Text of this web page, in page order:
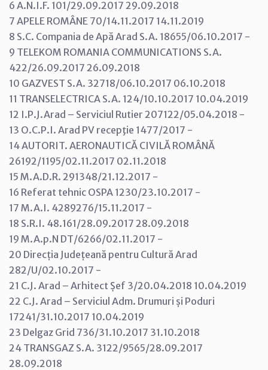
6 A.N.I.F. 101/29.09.2017 29.09.2018
7 APELE ROMÂNE 70/14.11.2017 14.11.2019
8 S.C. Compania de Apă Arad S.A. 18655/06.10.2017 -
9 TELEKOM ROMANIA COMMUNICATIONS S.A.
422/26.09.2017 26.09.2018
10 GAZVEST S.A. 32718/06.10.2017 06.10.2018
11 TRANSELECTRICA S.A. 124/10.10.2017 10.04.2019
12 I.P.J.Arad – Serviciul Rutier 207122/05.04.2018 -
13 O.C.P.I. Arad PV recepţie 1477/2017 -
14 AUTORIT. AERONAUTICĂ CIVILĂ ROMÂNĂ
26192/1195/02.11.2017 02.11.2018
15 M.A.D.R. 291348/21.12.2017 -
16 Referat tehnic OSPA 1230/23.10.2017 -
17 M.A.I. 4289276/15.11.2017 -
18 S.R.I. 48.161/28.09.2017 28.09.2018
19 M.A.p.N DT/6266/02.11.2017 -
20 Direcția Județeană pentru Cultură Arad
282/U/02.10.2017 -
21 C.J. Arad – Arhitect Șef 3/20.04.2018 10.04.2019
22 C.J. Arad – Serviciul Adm. Drumuri și Poduri
17241/31.10.2017 10.04.2019
23 Delgaz Grid 736/31.10.2017 31.10.2018
24 TRANSGAZ S.A. 3122/9565/28.09.2017
28.09.2018